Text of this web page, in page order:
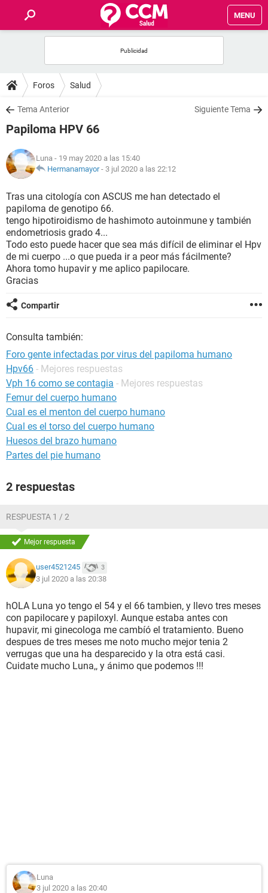
MENU
FOROS
SALUD
FAMILIA
NUTRICIÓN
BIENESTAR
SEXUALIDAD
GLOSARIO
Foros Salud
Tema Anterior Siguiente Tema
Papiloma HPV 66
Luna - 19 may 2020 a las 15:40
Hermanamayor- 3 jul 2020 a las 22:12
Tras una citología con ASCUS me han detectado el
papiloma de genotipo 66.
tengo hipotiroidismo de hashimoto autoinmune y también
endometriosis grado 4...
Todo esto puede hacer que sea más difícil de eliminar el Hpv
de mi cuerpo ...o que pueda ir a peor más fácilmente?
Ahora tomo hupavir y me aplico papilocare.
Gracias
Compartir
Consulta también:
Foro gente infectadas por virus del papiloma humano
Hpv66 - Mejores respuestas
Vph 16 como se contagia - Mejores respuestas
Femur del cuerpo humano
Cual es el menton del cuerpo humano
Cual es el torso del cuerpo humano
Huesos del brazo humano
Partes del pie humano
2 respuestas
RESPUESTA 1 / 2
Mejor respuesta
user4521245 3
3 jul 2020 a las 20:38
hOLA Luna yo tengo el 54 y el 66 tambien, y llevo tres meses
con papilocare y papiloxyl. Aunque estaba antes con
hupavir, mi ginecologa me cambíó el tratamiento. Bueno
despues de tres meses me noto mucho mejor tenia 2
verrugas que una ha desparecido y la otra está casi.
Cuidate mucho Luna,, y ánimo que podemos !!!
Luna
3 jul 2020 a las 20:40